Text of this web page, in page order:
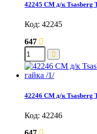
42245 СМ д/к Tsasberg
Код: 42245
647
42246 СМ д/к Tsasberg
Код: 42246